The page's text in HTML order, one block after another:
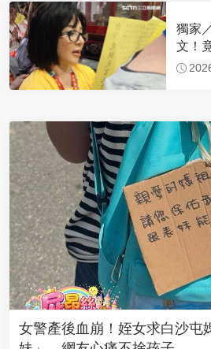
獨家
文！
布忍
女警產後血崩！姪女求白沙屯